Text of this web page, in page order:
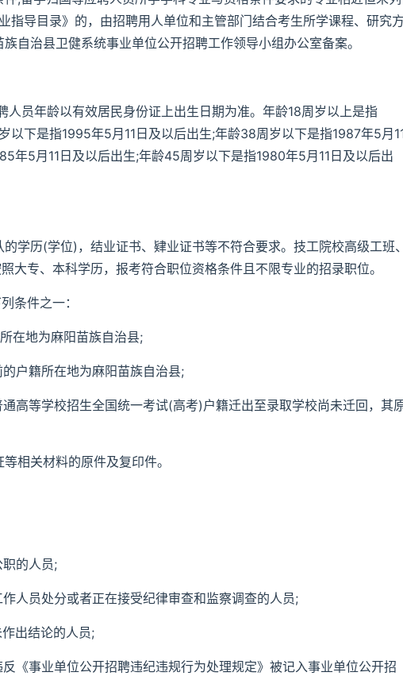
指导目录》的，由招聘用人单位和主管部门结合考生所学课程、研究
自治县卫健系统事业单位公开招聘工作领导小组办公室备案。
员年龄以有效居民身份证上出生日期为准。年龄18周岁以上是指
以下是指1995年5月11日及以后出生;年龄38周岁以下是指1987年5月
年5月11日及以后出生;年龄45周岁以下是指1980年5月11日及以后出
学历(学位)，结业证书、肄业证书等不符合要求。技工院校高级工班
大专、本科学历，报考符合职位资格条件且不限专业的招录职位。
条件之一：
在地为麻阳苗族自治县;
户籍所在地为麻阳苗族自治县;
高等学校招生全国统一考试(高考)户籍迁出至录取学校尚未迁回，其
相关材料的原件及复印件。
的人员;
人员处分或者正在接受纪律审查和监察调查的人员;
出结论的人员;
《事业单位公开招聘违纪违规行为处理规定》被记入事业单位公开招